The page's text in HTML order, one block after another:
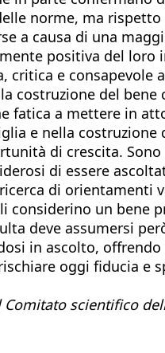
norme, ma
a causa di una
positiva del loro
e consapevole
costruzione del bene
fatica a mettere in
e nella costruzione
di crescita. Sono
di essere
di orientamenti
considerino un bene
deve assumersi
in ascolto,
oggi fiducia e
scientifico